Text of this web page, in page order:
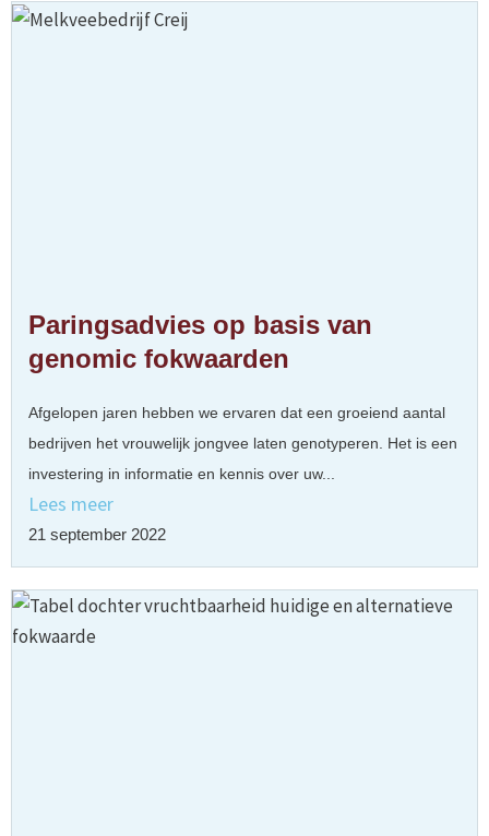
Paringsadvies op basis van
genomic fokwaarden
Afgelopen jaren hebben we ervaren dat een groeiend aantal
bedrijven het vrouwelijk jongvee laten genotyperen. Het is een
investering in informatie en kennis over uw...
Lees meer
21 september 2022